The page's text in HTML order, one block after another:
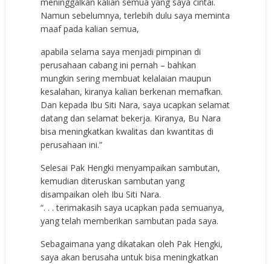
Namun sebelumnya, terlebih dulu saya meminta
maaf pada kalian semua,
apabila selama saya menjadi pimpinan di
perusahaan cabang ini pernah – bahkan
mungkin sering membuat kelalaian maupun
kesalahan, kiranya kalian berkenan memafkan.
Dan kepada Ibu Siti Nara, saya ucapkan selamat
datang dan selamat bekerja. Kiranya, Bu Nara
bisa meningkatkan kwalitas dan kwantitas di
perusahaan ini.”
Selesai Pak Hengki menyampaikan sambutan,
kemudian diteruskan sambutan yang
disampaikan oleh Ibu Siti Nara.
“. . . terimakasih saya ucapkan pada semuanya,
yang telah memberikan sambutan pada saya.
Sebagaimana yang dikatakan oleh Pak Hengki,
saya akan berusaha untuk bisa meningkatkan